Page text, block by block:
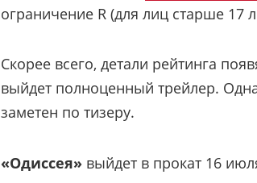
ограничение R (для лиц старше 17
Скорее всего, детали рейтинга
выйдет полноценный трейлер.
заметен по тизеру.
«Одиссея» выйдет в прокат 16